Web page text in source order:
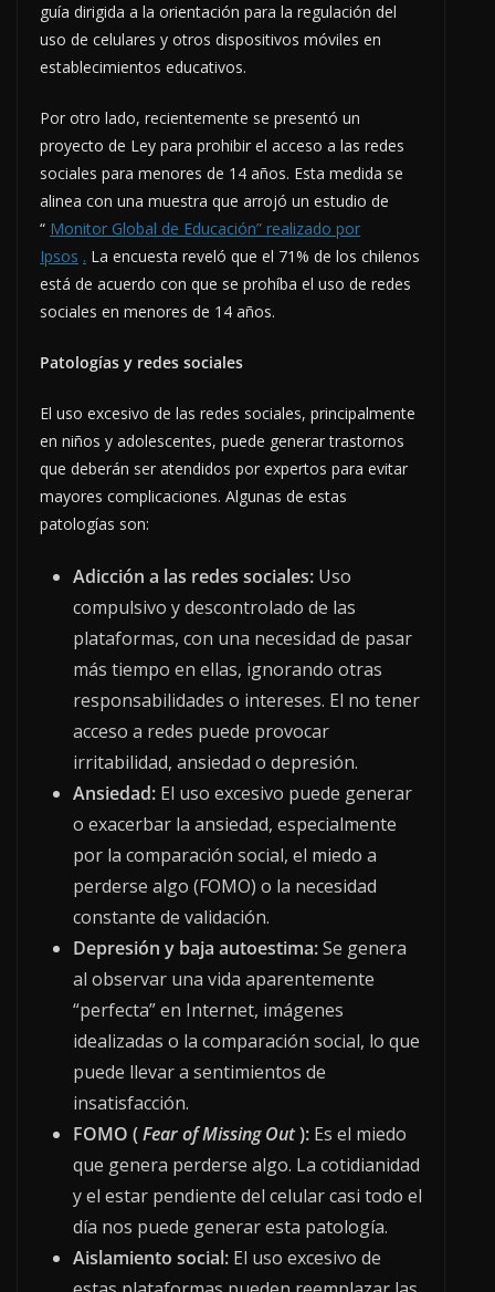
guía dirigida a la orientación para la regulación del
uso de celulares y otros dispositivos móviles en
establecimientos educativos.
Por otro lado, recientemente se presentó un
proyecto de Ley para prohibir el acceso a las redes
sociales para menores de 14 años. Esta medida se
alinea con una muestra que arrojó un estudio de
“ Monitor Global de Educación” realizado por
Ipsos . La encuesta reveló que el 71% de los chilenos
está de acuerdo con que se prohíba el uso de redes
sociales en menores de 14 años.
Patologías y redes sociales
El uso excesivo de las redes sociales, principalmente
en niños y adolescentes, puede generar trastornos
que deberán ser atendidos por expertos para evitar
mayores complicaciones. Algunas de estas
patologías son:
Adicción a las redes sociales: Uso
compulsivo y descontrolado de las
plataformas, con una necesidad de pasar
más tiempo en ellas, ignorando otras
responsabilidades o intereses. El no tener
acceso a redes puede provocar
irritabilidad, ansiedad o depresión.
Ansiedad: El uso excesivo puede generar
o exacerbar la ansiedad, especialmente
por la comparación social, el miedo a
perderse algo (FOMO) o la necesidad
constante de validación.
Depresión y baja autoestima:Se genera
al observar una vida aparentemente
“perfecta” en Internet, imágenes
idealizadas o la comparación social, lo que
puede llevar a sentimientos de
insatisfacción.
FOMO (Fear of Missing Out): Es el miedo
que genera perderse algo. La cotidianidad
y el estar pendiente del celular casi todo el
día nos puede generar esta patología.
Aislamiento social: El uso excesivo de